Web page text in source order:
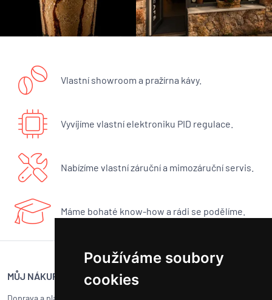
Používáme soubory
cookies
Vlastní showroom a pražírna kávy.
Vyvíjíme vlastní elektroniku PID regulace.
Nabízíme vlastní záruční a mimozáruční servis.
Máme bohaté know-how a rádi se podělíme.
MŮJ NÁKUP